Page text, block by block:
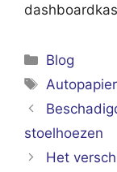
Categorieën
Blog
Tags
stoelhoezen
Het